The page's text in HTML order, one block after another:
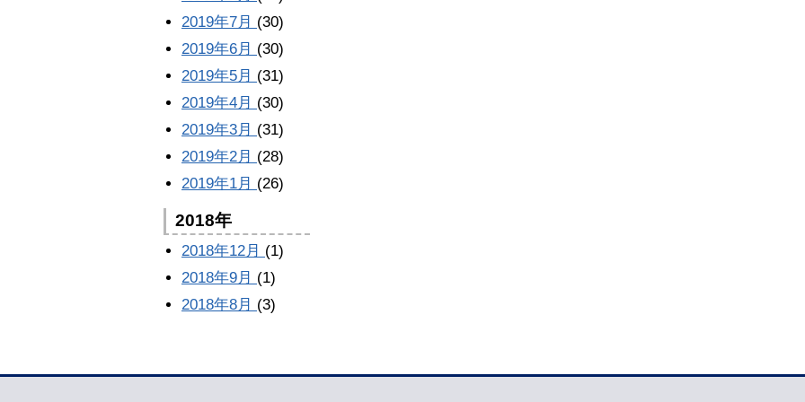
2019年7月 (30)
2019年6月 (30)
2019年5月 (31)
2019年4月 (30)
2019年3月 (31)
2019年2月 (28)
2019年1月 (26)
2018年
2018年12月 (1)
2018年9月 (1)
2018年8月 (3)